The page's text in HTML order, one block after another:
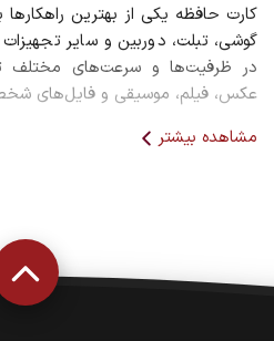
کارت حافظه یکی از بهترین
گوشی، تبلت، دوربین و سایر
در ظرفیت‌ها و سرعت‌های مختلف
عکس، فیلم، موسیقی و فایل‌های
مزایای کارت حافظه
راهنمای خرید کارت حافظه
مشاهده بیشتر